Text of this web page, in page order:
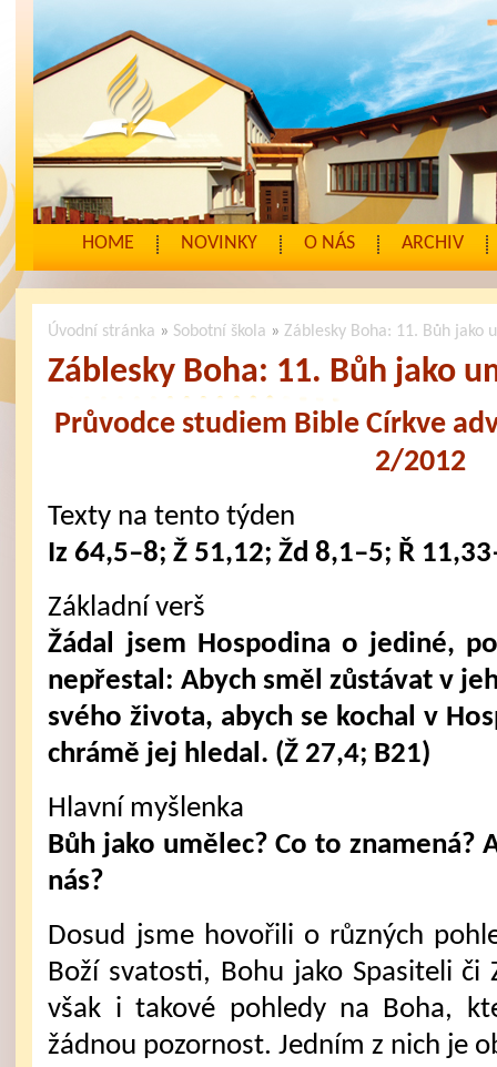
HOME NOVINKY O NÁS ARCHIV
Úvodní stránka » Sobotní škola »Záblesky Boha: 11. Bůh jako
Záblesky Boha: 11. Bůh jako
Průvodce studiem Bible Církve
2/2012
Texty na tento týden
Iz 64,5–8; Ž 51,12; Žd 8,1–5; Ř
Základní verš
Žádal jsem Hospodina o jediné,
nepřestal: Abych směl zůstávat v
svého života, abych se kochal v
chrámě jej hledal. (Ž 27,4; B21)
Hlavní myšlenka
Bůh jako umělec? Co to znamená?
nás?
Dosud jsme hovořili o různých
Boží svatosti, Bohu jako Spasiteli či
však i takové pohledy na Boha,
žádnou pozornost. Jedním z nich je